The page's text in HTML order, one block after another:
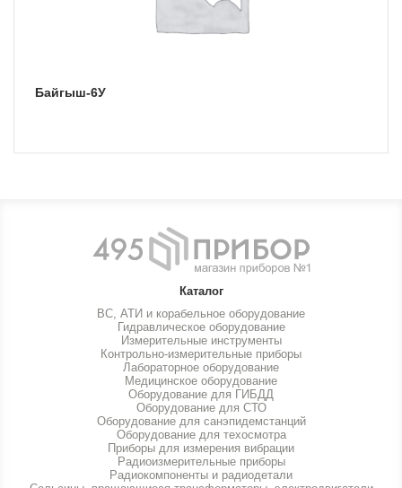
Байгыш-6У
Каталог
ВС, АТИ и корабельное оборудование
Гидравлическое оборудование
Измерительные инструменты
Контрольно-измерительные приборы
Лабораторное оборудование
Медицинское оборудование
Оборудование для ГИБДД
Оборудование для СТО
Оборудование для санэпидемстанций
Оборудование для техосмотра
Приборы для измерения вибрации
Радиоизмерительные приборы
Радиокомпоненты и радиодетали